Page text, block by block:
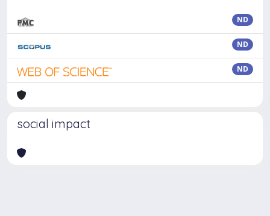
ND
ND
ND
social impact